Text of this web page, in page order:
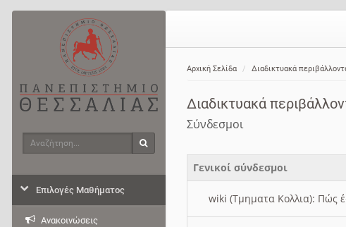
Αρχική Σελίδα Διαδικτυακά
Διαδικτυακά
Σύνδεσμοι
Γενικοί σύνδεσμοι
wiki (Τμηματα Κολλια): Πώς
Αναζήτηση
Επιλογές Μαθήματος
Ανακοινώσεις